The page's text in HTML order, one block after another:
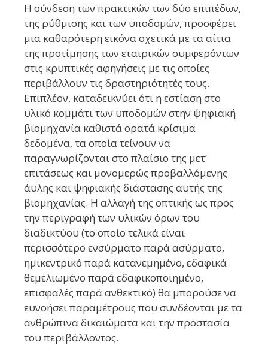
Η σύνδεση των πρακτικών των δύο επιπέδων,
της ρύθμισης και των υποδομών, προσφέρει
μια καθαρότερη εικόνα σχετικά με τα αίτια
της προτίμησης των εταιρικών συμφερόντων
στις κρυπτικές αφηγήσεις με τις οποίες
περιβάλλουν τις δραστηριότητές τους.
Επιπλέον, καταδεικνύει ότι η εστίαση στο
υλικό κομμάτι των υποδομών στην ψηφιακή
βιομηχανία καθιστά ορατά κρίσιμα
δεδομένα, τα οποία τείνουν να
παραγνωρίζονται στο πλαίσιο της μετ’
επιτάσεως και μονομερώς προβαλλόμενης
άυλης και ψηφιακής διάστασης αυτής της
βιομηχανίας. Η αλλαγή της οπτικής ως προς
την περιγραφή των υλικών όρων του
διαδικτύου (το οποίο τελικά είναι
περισσότερο ενσύρματο παρά ασύρματο,
ημικεντρικό παρά κατανεμημένο, εδαφικά
θεμελιωμένο παρά εδαφικοποιημένο,
επισφαλές παρά ανθεκτικό) θα μπορούσε να
ευνοήσει παραμέτρους που συνδέονται με τα
ανθρώπινα δικαιώματα και την προστασία
του περιβάλλοντος.